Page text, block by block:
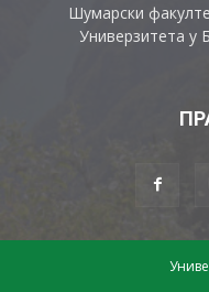
Шумарски
Универзитета у